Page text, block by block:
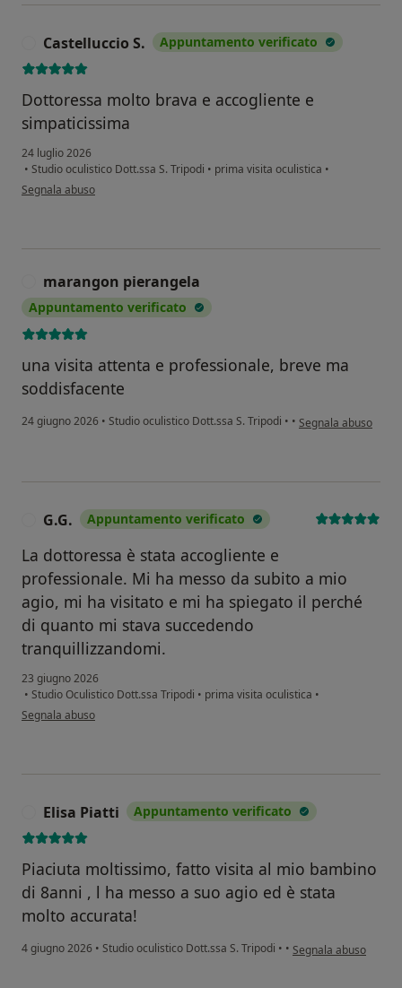
Castelluccio S. Appuntamento verificato
Dottoressa molto brava e accogliente e
simpaticissima
24 luglio 2026
• Studio oculistico Dott.ssa S. Tripodi • prima visita oculistica •
secondo l'opinione dell'utente Castelluccio S.
Segnala abuso
marangon pierangela
Appuntamento verificato
una visita attenta e professionale, breve ma
soddisfacente
24 giugno 2026 • Studio oculistico Dott.ssa S. Tripodi • • secondo l'opinione
Segnala abuso
G.G. Appuntamento verificato
La dottoressa è stata accogliente e
professionale. Mi ha messo da subito a mio
agio, mi ha visitato e mi ha spiegato il perché
di quanto mi stava succedendo
tranquillizzandomi.
23 giugno 2026
• Studio Oculistico Dott.ssa Tripodi • prima visita oculistica •
secondo l'opinione dell'utente G.G.
Segnala abuso
Elisa Piatti Appuntamento verificato
Piaciuta moltissimo, fatto visita al mio bambino
di 8anni , l ha messo a suo agio ed è stata
molto accurata!
4 giugno 2026 • Studio oculistico Dott.ssa S. Tripodi • • secondo l'opinione
Segnala abuso